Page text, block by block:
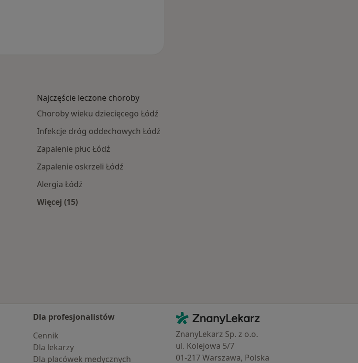
Najczęście leczone choroby
Choroby wieku dziecięcego Łódź
Infekcje dróg oddechowych Łódź
Zapalenie płuc Łódź
Zapalenie oskrzeli Łódź
Alergia Łódź
Więcej (15)
Dla profesjonalistów
Cennik
Dla lekarzy
Dla placówek medycznych
Kontakt
ZnanyLekarz - Strona główna
ZnanyLekarz Sp. z o.o.
ul. Kolejowa 5/7
01-217 Warszawa, Polska